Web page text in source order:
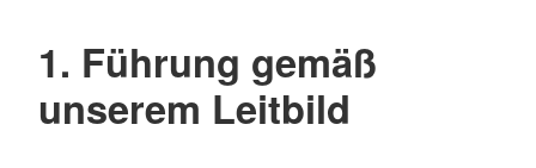
1. Führung gemäß
unserem Leitbild